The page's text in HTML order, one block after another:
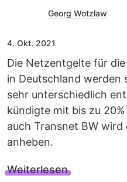
Georg Wotzlaw
4. Okt. 2021
Die Netzentgelte für
in Deutschland werden
sehr unterschiedlich
kündigte mit bis zu
auch Transnet BW
anheben.
Weiterlesen